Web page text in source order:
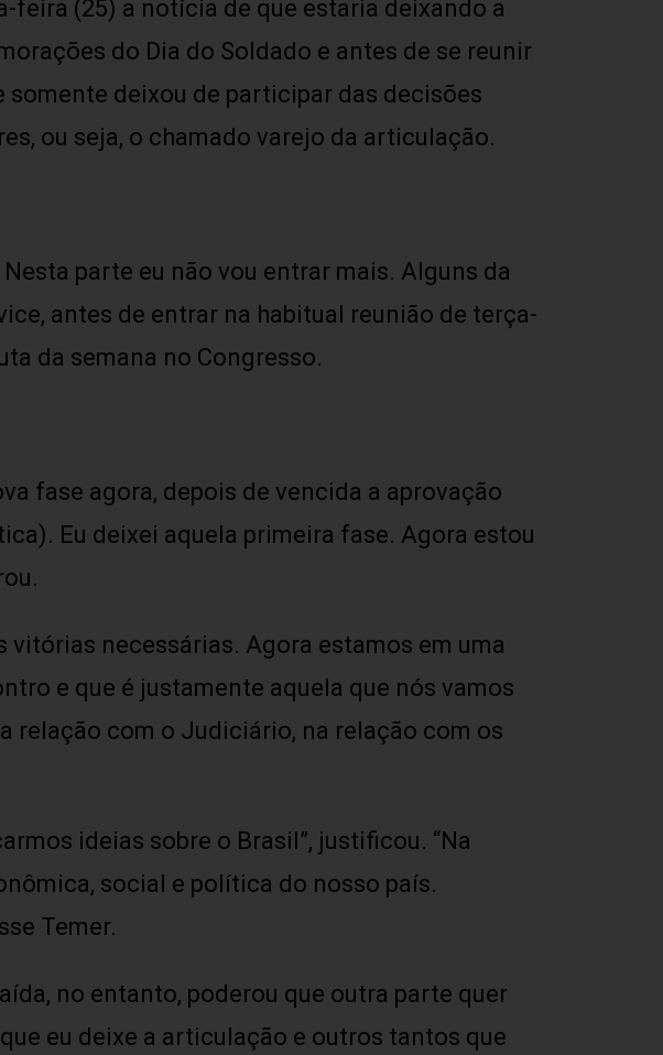
(25) a notícia de que estaria deixando a
do Dia do Soldado e antes de se reunir
somente deixou de participar das decisões
ou seja, o chamado varejo da articulação.
parte eu não vou entrar mais. Alguns da
antes de entrar na habitual reunião de terça-
da semana no Congresso.
fase agora, depois de vencida a aprovação
Eu deixei aquela primeira fase. Agora estou
vitórias necessárias. Agora estamos em uma
e que é justamente aquela que nós vamos
relação com o Judiciário, na relação com os
ideias sobre o Brasil”, justificou. “Na
social e política do nosso país.
Temer.
no entanto, poderou que outra parte quer
eu deixe a articulação e outros tantos que